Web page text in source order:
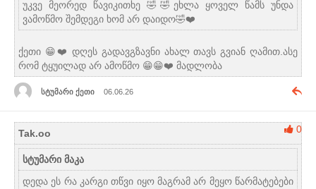
უკვე მეორედ წავიკითხე 🤣🤣ეხლა ყოველ წამს უნდა
ვამოწმო შემდეგი ხომ არ დაიდო🤣❤️
ქეთი 😁❤️ დღეს გადავგზავნი ახალ თავს გვიან ღამით.ასე
რომ ტყუილად არ ამოწმო 😁😁❤️ მადლობა
სტუმარი ქეთი 06.06.26
0
Tak.oo
სტუმარი მაკა
დედა ეს რა კარგი თწვი იყო მაგრამ არ მეყო წარმატებები